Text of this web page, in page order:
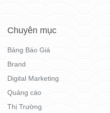
Chuyên mục
Bảng Báo Giá
Brand
Digital Marketing
Quảng cáo
Thị Trường